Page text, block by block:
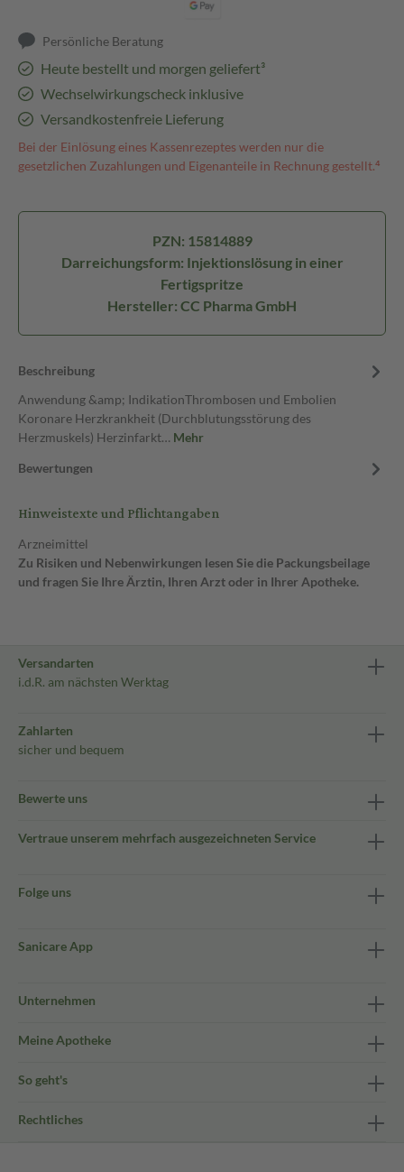
Persönliche Beratung
Heute bestellt und morgen geliefert³
Wechselwirkungscheck inklusive
Versandkostenfreie Lieferung
Bei der Einlösung eines Kassenrezeptes werden nur die
gesetzlichen Zuzahlungen und Eigenanteile in Rechnung gestellt.⁴
PZN: 15814889
Darreichungsform: Injektionslösung in einer
Fertigspritze
Hersteller: CC Pharma GmbH
Beschreibung
Anwendung &amp; IndikationThrombosen und Embolien
Koronare Herzkrankheit (Durchblutungsstörung des
Herzmuskels) Herzinfarkt… Mehr
Bewertungen
Hinweistexte und Pflichtangaben
Arzneimittel
Zu Risiken und Nebenwirkungen lesen Sie die Packungsbeilage
und fragen Sie Ihre Ärztin, Ihren Arzt oder in Ihrer Apotheke.
Versandarten
i.d.R. am nächsten Werktag
Zahlarten
sicher und bequem
Bewerte uns
Vertraue unserem mehrfach ausgezeichneten Service
Folge uns
Sanicare App
Unternehmen
Meine Apotheke
So geht's
Rechtliches